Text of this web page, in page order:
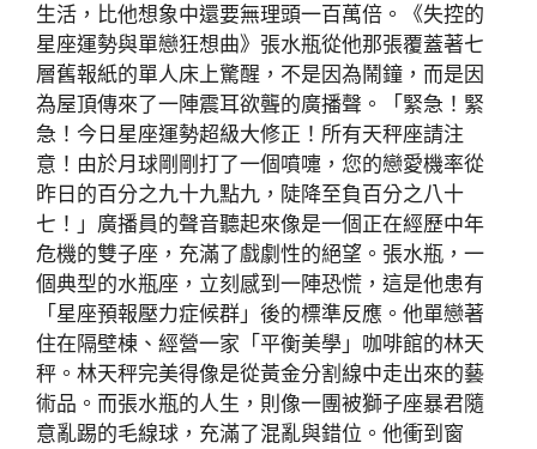
生活，比他想象中還要無理頭一百萬倍。《失控的
星座運勢與單戀狂想曲》張水瓶從他那張覆蓋著七
層舊報紙的單人床上驚醒，不是因為鬧鐘，而是因
為屋頂傳來了一陣震耳欲聾的廣播聲。「緊急！緊
急！今日星座運勢超級大修正！所有天秤座請注
意！由於月球剛剛打了一個噴嚏，您的戀愛機率從
昨日的百分之九十九點九，陡降至負百分之八十
七！」廣播員的聲音聽起來像是一個正在經歷中年
危機的雙子座，充滿了戲劇性的絕望。張水瓶，一
個典型的水瓶座，立刻感到一陣恐慌，這是他患有
「星座預報壓力症候群」後的標準反應。他單戀著
住在隔壁棟、經營一家「平衡美學」咖啡館的林天
秤。林天秤完美得像是從黃金分割線中走出來的藝
術品。而張水瓶的人生，則像一團被獅子座暴君隨
意亂踢的毛線球，充滿了混亂與錯位。他衝到窗